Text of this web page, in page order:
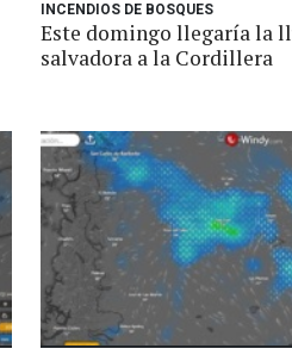
INCENDIOS DE BOSQUES
Este domingo llegaría la
salvadora a la Cordillera